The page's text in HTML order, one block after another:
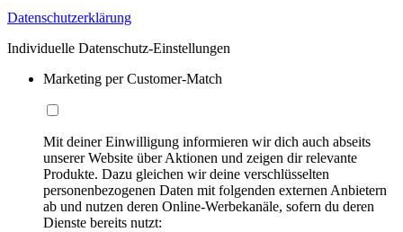
Datenschutzerklärung
Individuelle Datenschutz-Einstellungen
Marketing per Customer-Match
Mit deiner Einwilligung informieren wir dich auch abseits
unserer Website über Aktionen und zeigen dir relevante
Produkte. Dazu gleichen wir deine verschlüsselten
personenbezogenen Daten mit folgenden externen Anbietern
ab und nutzen deren Online-Werbekanäle, sofern du deren
Dienste bereits nutzt: